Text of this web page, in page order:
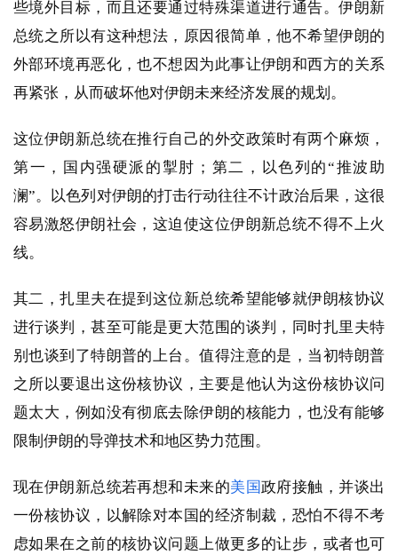
些境外目标，而且还要通过特殊渠道进行通告。伊朗新
总统之所以有这种想法，原因很简单，他不希望伊朗的
外部环境再恶化，也不想因为此事让伊朗和西方的关系
再紧张，从而破坏他对伊朗未来经济发展的规划。
这位伊朗新总统在推行自己的外交政策时有两个麻烦，
第一，国内强硬派的掣肘；第二，以色列的“推波助
澜”。以色列对伊朗的打击行动往往不计政治后果，这很
容易激怒伊朗社会，这迫使这位伊朗新总统不得不上火
线。
其二，扎里夫在提到这位新总统希望能够就伊朗核协议
进行谈判，甚至可能是更大范围的谈判，同时扎里夫特
别也谈到了特朗普的上台。值得注意的是，当初特朗普
之所以要退出这份核协议，主要是他认为这份核协议问
题太大，例如没有彻底去除伊朗的核能力，也没有能够
限制伊朗的导弹技术和地区势力范围。
现在伊朗新总统若再想和未来的美国政府接触，并谈出
一份核协议，以解除对本国的经济制裁，恐怕不得不考
虑如果在之前的核协议问题上做更多的让步，或者也可